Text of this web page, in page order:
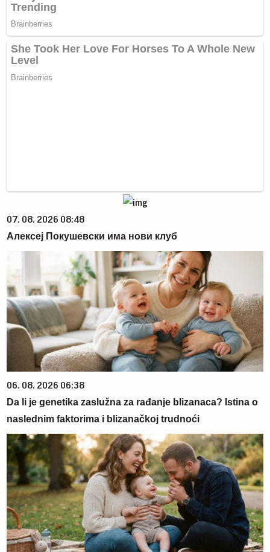
07. 08. 2026 08:48
Алексеј Покушевски има нови клуб
06. 08. 2026 06:38
Da li je genetika zaslužna za rađanje blizanaca? Istina o
naslednim faktorima i blizanačkoj trudnoći